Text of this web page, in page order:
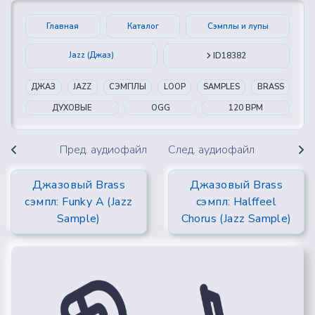
Главная Каталог Сэмплы и лупы
Jazz (Джаз) ID18382
ДЖАЗ JAZZ СЭМПЛЫ LOOP SAMPLES
BRASS
ДУХОВЫЕ
OGG 120 BPM
Пред. аудиофайл
Джазовый Brass
сэмпл: Funky A (Jazz
Sample)
След. аудиофайл
Джазовый Brass
сэмпл: Halffeel
Chorus (Jazz Sample)